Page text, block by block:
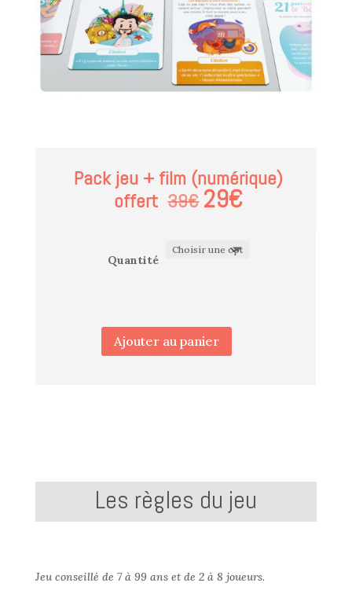
Pack jeu + film (numérique)
offert39€ 29€
Quantité
quantité
livre,
jeu
numérique
Ajouter au panier
Les règles du jeu
Jeu conseillé de 7 à 99 ans et de 2 à 8 joueurs.